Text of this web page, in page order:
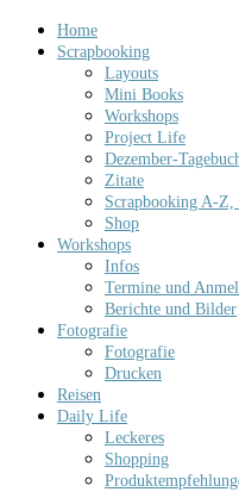
Home
Scrapbooking
Layouts
Mini Books
Workshops
Project Life
Dezember-
Zitate
Scrapbooking A-
Shop
Workshops
Infos
Termine und
Berichte und Bilder
Fotografie
Fotografie
Drucken
Reisen
Daily Life
Leckeres
Shopping